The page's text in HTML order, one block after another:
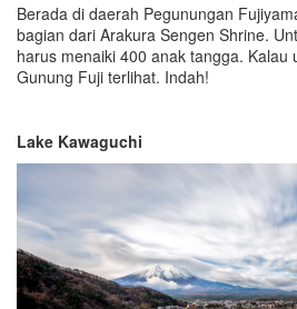
Berada di daerah Pegunungan
bagian dari Arakura Sengen Shrine.
harus menaiki 400 anak tangga. Kalau
Gunung Fuji terlihat. Indah!
Lake Kawaguchi